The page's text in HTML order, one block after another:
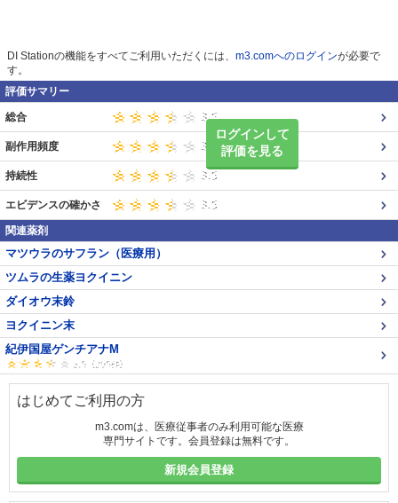
DI Stationの機能をすべてご利用いただくには、 m3.comへのログインが必要で
す。
評価サマリー
ログインして
評価を見る
総合
副作用頻度
持続性
エビデンスの確かさ
関連薬剤
マツウラのサフラン（医療用）
ツムラの生薬ヨクイニン
ダイオウ末鈴
ヨクイニン末
紀伊国屋ゲンチアナM
はじめてご利用の方
m3.comは、医療従事者のみ利用可能な医療
専門サイトです。会員登録は無料です。
新規会員登録